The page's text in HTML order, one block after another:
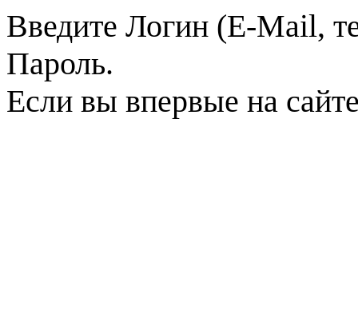
Введите Логин (E-Mail,
Пароль.
Если вы впервые на